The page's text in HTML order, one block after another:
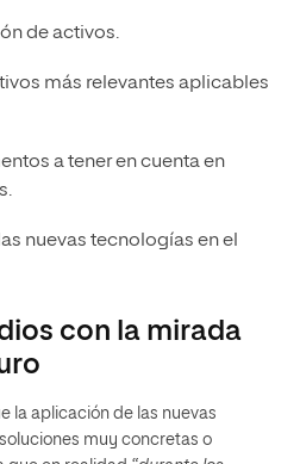
de activos.
más relevantes aplicables
a tener en cuenta en
nuevas tecnologías en el
con la mirada
la aplicación de las nuevas
muy concretas o